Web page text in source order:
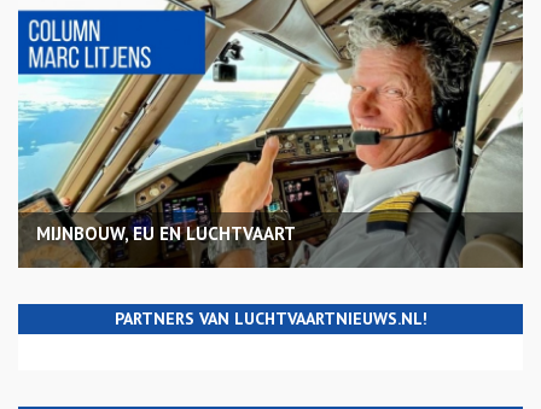
MIJNBOUW, EU EN LUCHTVAART
PARTNERS VAN LUCHTVAARTNIEUWS.NL!